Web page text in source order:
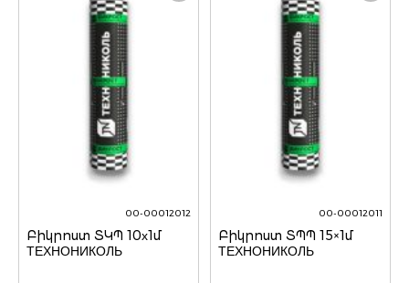
00-00012012
Բիկրոստ ՏԿՊ 10х1մ
ТЕХНОНИКОЛЬ
00-00012011
Բիկրոստ ՏՊՊ 15×1մ
ТЕХНОНИКОЛЬ